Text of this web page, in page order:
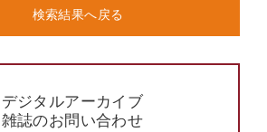
検索結果へ戻る
デジタルアーカイブ
雑誌のお問い合わせ